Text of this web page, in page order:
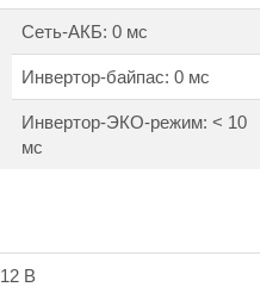
Сеть-АКБ: 0 мс
Инвертор-байпас: 0 мс
Инвертор-ЭКО-режим: < 10
мс
12 В